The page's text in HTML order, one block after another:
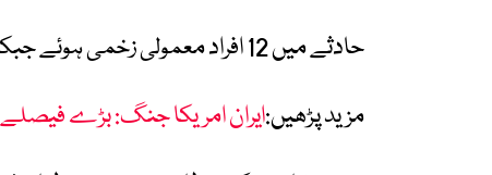
حادثے میں 12 افراد معمولی زخمی ہوئے جبکہ 5 کو علاج کے لیے مقامی اسپتال منتقل کیا گیا۔
مزید پڑھیں:ایران امریکا جنگ: بڑے فیصلے